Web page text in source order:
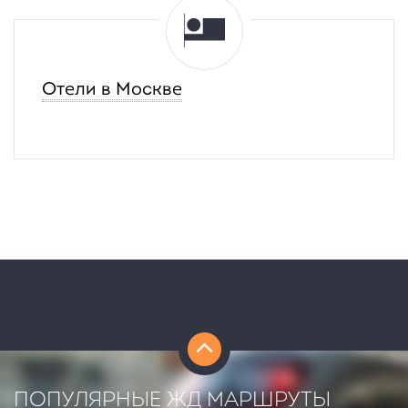
минут
Отели в Москве
ПОПУЛЯРНЫЕ ЖД МАРШРУТЫ